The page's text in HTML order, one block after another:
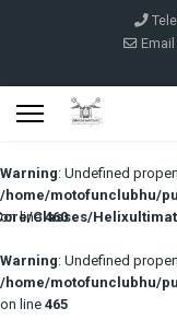
Classes/
Warning: Undefined
/home/motofunclubhu/
on line460
Warning: Undefined
/home/motofunclubhu/
on line 465